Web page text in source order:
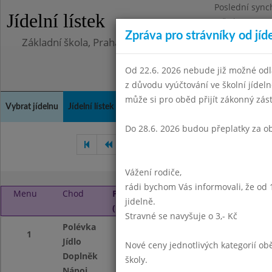
Jídelní lístek
Poslední
Středa
Základní škola, Praha 4, Na Líše 16
Vybrat jídelnu Jídelní lístek Kontakty a informace
Menu Chod
Pondělí 1. 2. 2021
(11:30 - 13:45)
1
Polévka
Jídlo
Bramborové
Doplněk
Zpráva pro strávníky od
Od 22.6. 2026 nebude již možné
z důvodu vyúčtování ve školní
může si pro oběd přijít zákonný
Do 28.6. 2026 budou přeplatky za
Vážení rodiče,
rádi bychom Vás informovali, že od
jidelně.
Stravné se navyšuje o 3,- Kč
Nové ceny jednotlivých kategorií
školy.